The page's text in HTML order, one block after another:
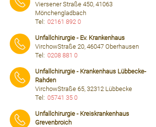
Viersener Straße 450, 41063
Mönchengladbach
Tel: 02161 892 0
Unfallchirurgie - Ev. Krankenhaus
VirchowStraße 20, 46047 Oberhausen
Tel: 0208 881 0
Unfallchirurgie - Krankenhaus Lübbecke-
Rahden
VirchowStraße 65, 32312 Lübbecke
Tel: 05741 35 0
Unfallchirurgie - Kreiskrankenhaus
Grevenbroich